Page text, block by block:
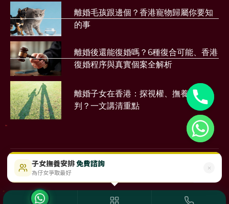
$488起即時免費評估
子女撫養安排免費諮詢
為仔女爭取最好
離婚毛孩跟邊個？香港寵物歸屬你要知
的事
離婚後還能復婚嗎？6種復合可能、香港
復婚程序與真實個案全解析
離婚子女在香港：探視權、撫養權點樣
判？一文講清重點
©2023 Sunmood Limited